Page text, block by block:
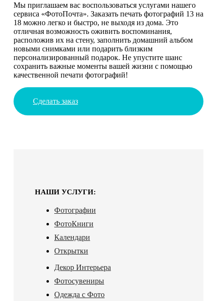
Мы приглашаем вас воспользоваться услугами нашего
сервиса «ФотоПочта». Заказать печать фотографий 13 на
18 можно легко и быстро, не выходя из дома. Это
отличная возможность оживить воспоминания,
расположив их на стену, заполнить домашний альбом
новыми снимками или подарить близким
персонализированный подарок. Не упустите шанс
сохранить важные моменты вашей жизни с помощью
качественной печати фотографий!
Сделать заказ
НАШИ УСЛУГИ:
Фотографии
ФотоКниги
Календари
Открытки
Декор Интерьера
Фотосувениры
Одежда с Фото